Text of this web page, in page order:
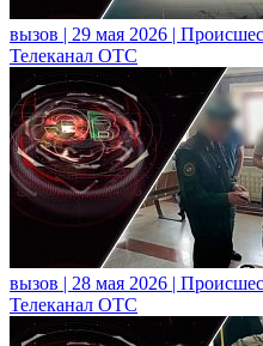
вызов | 29 мая 2026 |
Телеканал ОТС
вызов | 28 мая 2026 |
Телеканал ОТС